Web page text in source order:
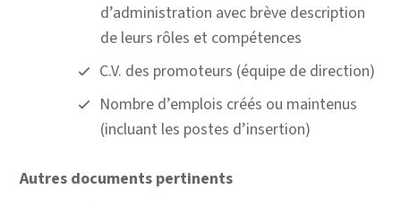
d’administration avec brève description
de leurs rôles et compétences
C.V. des promoteurs (équipe de direction)
Nombre d’emplois créés ou maintenus
(incluant les postes d’insertion)
Autres documents pertinents